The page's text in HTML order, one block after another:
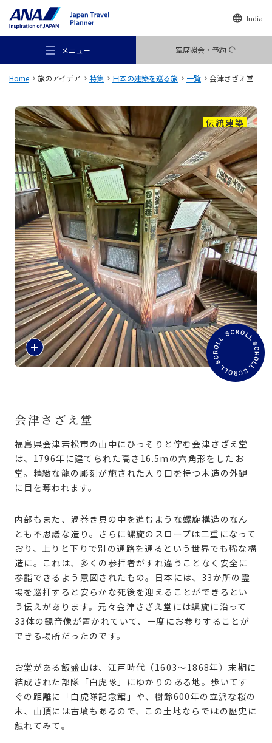
India
メニュー 空席照会・予約
おすすめの旅
旅のアイデア
行き先
旅のお役立ち情報
ANA サービス
閉じる
Home 旅のアイデア 特集 日本の建築を巡る旅 一覧 会津さざえ堂
伝統建築
紹
介
文
を
会津さざえ堂
福島県会津若松市の山中にひっそりと佇む会津さざえ堂
は、1796年に建てられた高さ16.5mの六角形をしたお
堂。精緻な龍の彫刻が施された入り口を持つ木造の外観
に目を奪われます。
内部もまた、渦巻き貝の中を進むような螺旋構造のなん
とも不思議な造り。さらに螺旋のスロープは二重になって
おり、上りと下りで別の通路を通るという世界でも稀な構
造に。これは、多くの参拝者がすれ違うことなく安全に
参詣できるよう意図されたもの。日本には、33か所の霊
場を巡拝すると安らかな死後を迎えることができるとい
う伝えがあります。元々会津さざえ堂には螺旋に沿って
33体の観音像が置かれていて、一度にお参りすることが
できる場所だったのです。
お堂がある飯盛山は、江戸時代（1603〜1868年）末期に
結成された部隊「白虎隊」にゆかりのある地。歩いてす
ぐの距離に「白虎隊記念館」や、樹齢600年の立派な桜の
木、山頂には古墳もあるので、この土地ならではの歴史に
触れてみて。